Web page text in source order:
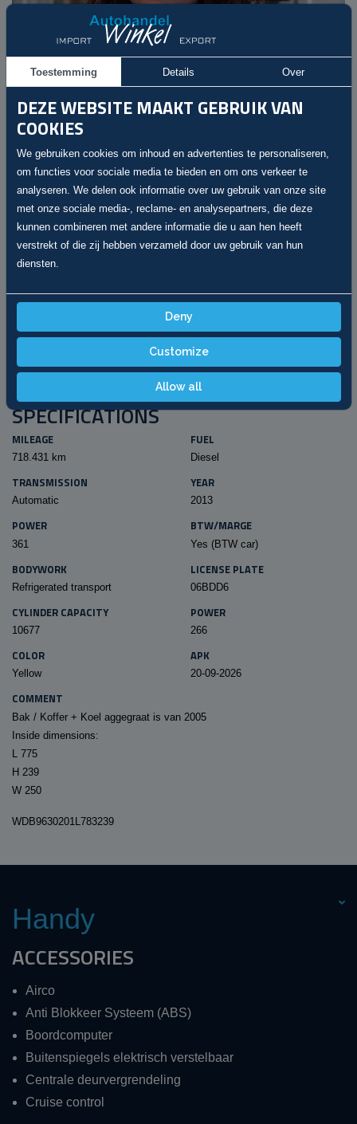
Luciana
Administration / Bookkeeping
winkelautohandel@gmail.com
Handy
SPECIFICATIONS
MILEAGE
718.431 km
FUEL
Diesel
TRANSMISSION
Automatic
YEAR
2013
POWER
361
BTW/MARGE
Yes (BTW car)
BODYWORK
Refrigerated transport
LICENSE PLATE
06BDD6
CYLINDER CAPACITY
10677
POWER
266
COLOR
Yellow
APK
20-09-2026
COMMENT
Bak / Koffer + Koel aggegraat is van 2005
Inside dimensions:
L 775
H 239
W 250
WDB9630201L783239
Handy
ACCESSORIES
Airco
Anti Blokkeer Systeem (ABS)
Boordcomputer
Buitenspiegels elektrisch verstelbaar
Centrale deurvergrendeling
Cruise control
Toestemming Details Over
DEZE WEBSITE MAAKT GEBRUIK VAN
COOKIES
We gebruiken cookies om inhoud en advertenties te personaliseren,
om functies voor sociale media te bieden en om ons verkeer te
analyseren. We delen ook informatie over uw gebruik van onze site
met onze sociale media-, reclame- en analysepartners, die deze
kunnen combineren met andere informatie die u aan hen heeft
verstrekt of die zij hebben verzameld door uw gebruik van hun
diensten.
Deny
Customize
Allow all